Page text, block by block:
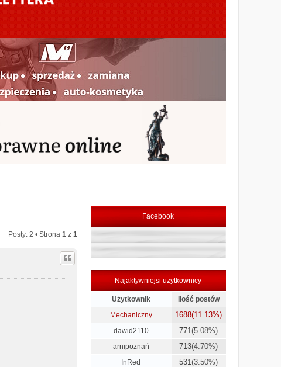
Posty: 2 • Strona 1z 1
Facebook
Najaktywniejsi użytkownicy
Użytkownik
Ilość postów
Mechaniczny
1688(11.13%)
dawid2110 771(5.08%)
arnipoznań 713(4.70%)
InRed 531(3.50%)